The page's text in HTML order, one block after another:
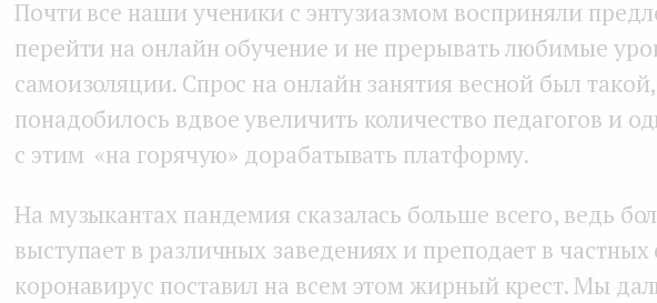
Почти все наши ученики с энтузиазмом восприняли
перейти на онлайн обучение и не прерывать любимые
самоизоляции. Спрос на онлайн занятия весной был
понадобилось вдвое увеличить количество педагогов и
с этим «на горячую» дорабатывать платформу.
На музыкантах пандемия сказалась больше всего, ведь
выступает в различных заведениях и преподает в частных
коронавирус поставил на всем этом жирный крест. Мы